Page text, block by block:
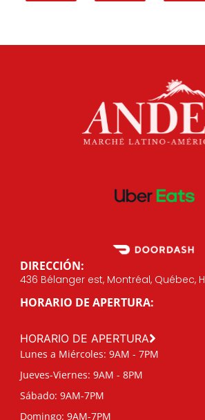
DIRECCIÓN:
436 Bélanger est, Montréal, Québec,
HORARIO DE APERTURA:
HORARIO DE APERTURA
Lunes a Miércoles: 9AM - 7PM
Jueves-Viernes: 9AM - 8PM
Sábado: 9AM-7PM
Domingo: 9AM-7PM